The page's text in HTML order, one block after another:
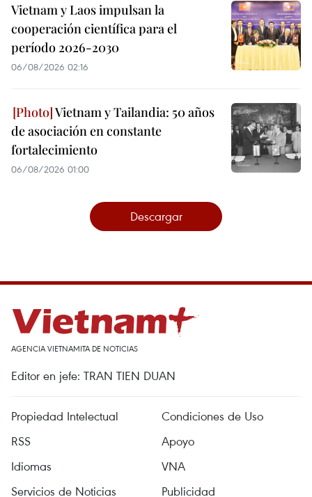
Vietnam y Laos impulsan la
cooperación científica para el
período 2026-2030
06/08/2026 02:16
Vietnam y Tailandia: 50 años
de asociación en constante
fortalecimiento
06/08/2026 01:00
Descargar
AGENCIA VIETNAMITA DE NOTICIAS
Editor en jefe: TRAN TIEN DUAN
Propiedad Intelectual
Condiciones de Uso
RSS
Apoyo
Idiomas
VNA
Servicios de Noticias
Publicidad